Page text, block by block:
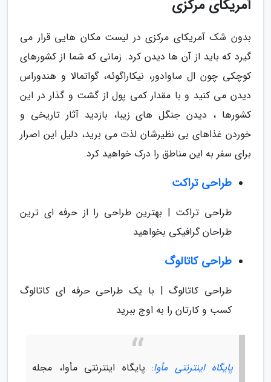
آمریکای مرکزی
بدون شک آمریکای مرکزی در لیست مکان هایی قرار می
گیرد که باید از آن ها دیدن کرد. زمانی که شما از کشورهای
کوچکی چون ال ساوادور، نیکاراگوئه، گواتمالا و هندوراس
دیدن می کنید و با مقدار کمی پول از گشت و گذار در این
کشورها ، دیدن جنگل های زیبا، بازدید آثار تاریخی و
خوردن غذاهای بی نظیرشان لذت می برید، دلیل این اصرار
برای سفر به این مناطق را درک خواهید کرد.
طراحی تراکت
طراحی تراکت | بهترین طراحی را از حرفه ای ترین
طراحان گرافیکی بخواهید
طراحی کاتالوگ
طراحی کاتالوگ | با یک طراحی حرفه ای کاتالوگ
کسب و کارتان را به اوج ببرید
پایگاه اینترنتی مأوا: پایگاه اینترنتی مأوا، مجله